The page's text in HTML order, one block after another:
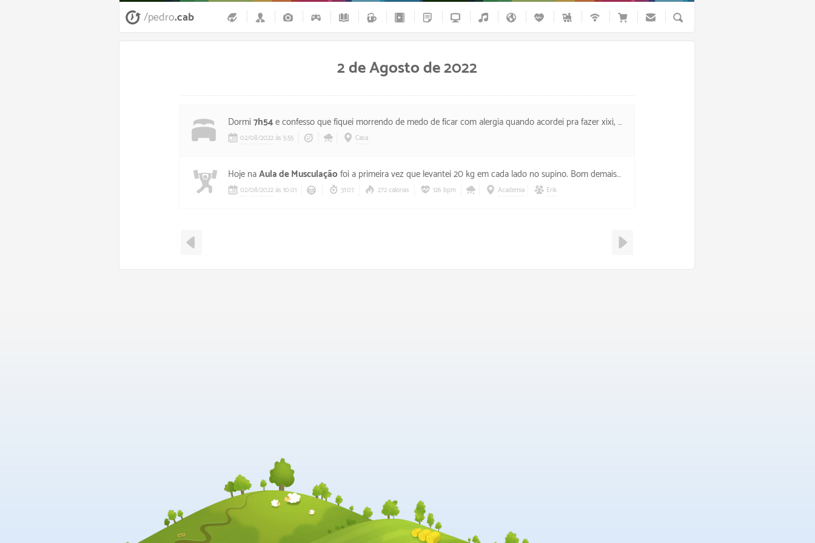
/pedro.cab
2 de Agosto de 2022
Dormi7h54e confesso que fiquei morrendo de medo de ficar com alergia quando acordei pra fazer xixi, meu nariz até ameaçou mas consegui voltar a dormir e só tive meio que asma quando acordei pro dia mesmo.
02/08/2022 às 5:55 Casa
Hoje naAula de Musculação foi a primeira vez que levantei 20 kg em cada lado no supino. Bom demais o novo dia e a presença de Erik aqui na academia.
02/08/2022às 10:01 31:07 272 calorias 126 bpm Academia Erik